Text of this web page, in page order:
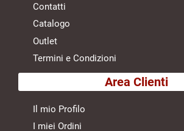
Contatti
Catalogo
Outlet
Termini e Condizioni
Area Clienti
Il mio Profilo
I miei Ordini